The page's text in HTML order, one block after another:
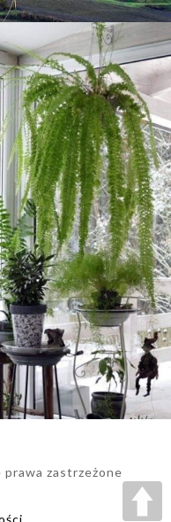
prawa zastrzeżone